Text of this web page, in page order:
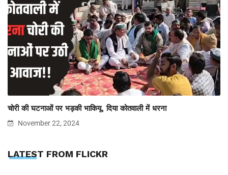
चोरी की घटनाओं पर भड़की भाकियू, दिया कोतवाली में धरना
November 22, 2024
LATEST FROM FLICKR